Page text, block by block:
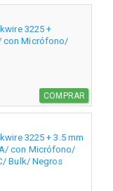
3225 +
con Micrófono/
COMPRAR
3225 + 3.5 mm
con Micrófono/
Bulk/ Negros